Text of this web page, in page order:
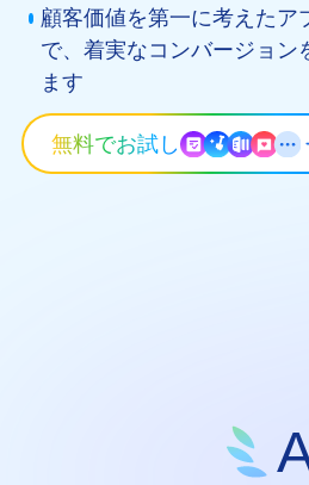
顧客価値を第一に考えたア
で、着実なコンバージョン
ます
無料でお試し